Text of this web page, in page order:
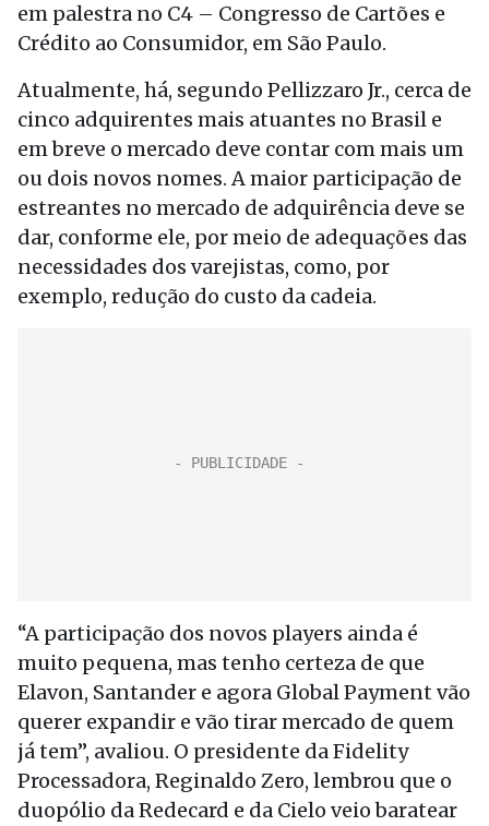
em palestra no C4 – Congresso de Cartões e
Crédito ao Consumidor, em São Paulo.
Atualmente, há, segundo Pellizzaro Jr., cerca de
cinco adquirentes mais atuantes no Brasil e
em breve o mercado deve contar com mais um
ou dois novos nomes. A maior participação de
estreantes no mercado de adquirência deve se
dar, conforme ele, por meio de adequações das
necessidades dos varejistas, como, por
exemplo, redução do custo da cadeia.
“A participação dos novos players ainda é
muito pequena, mas tenho certeza de que
Elavon, Santander e agora Global Payment vão
querer expandir e vão tirar mercado de quem
já tem”, avaliou. O presidente da Fidelity
Processadora, Reginaldo Zero, lembrou que o
duopólio da Redecard e da Cielo veio baratear